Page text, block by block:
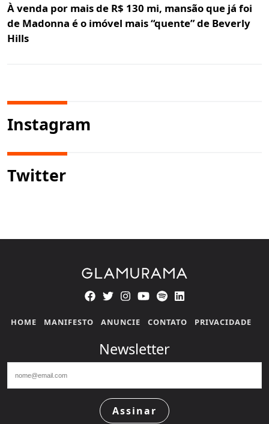
À venda por mais de R$ 130 mi, mansão que já foi
de Madonna é o imóvel mais “quente” de Beverly
Hills
Instagram
Twitter
HOME MANIFESTO ANUNCIE CONTATO PRIVACIDADE
Newsletter